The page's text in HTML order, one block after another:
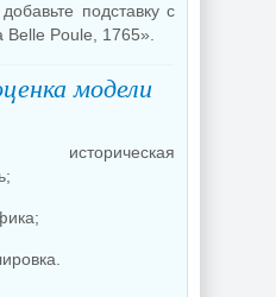
подставку с
Belle Poule, 1765».
модели